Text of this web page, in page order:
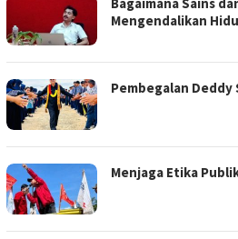
Mengendalikan
Pembegalan
Menjaga Etika